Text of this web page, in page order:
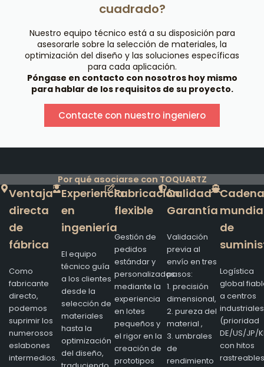
cuadrado?
Nuestro equipo técnico está a su disposición para
asesorarle sobre la selección de materiales, la
optimización del diseño y las soluciones específicas
para cada aplicación.
Póngase en contacto con nosotros hoy mismo
para hablar de los requisitos de su proyecto.
Contacte con nuestro ingeniero
Por qué asociarse con TOQUARTZ
Ventaja
directa
de
fábrica
Como
fabricante
directo,
podemos
suprimir los
numerosos
eslabones
intermedios.
Experiencia
en
ingeniería
El equipo
técnico guía
a los clientes
desde la
selección de
materiales
hasta la
optimización
del diseño,
Fabricación
flexible
Gestión de
pedidos
estándar y
personalizados
mediante la
experiencia
en lotes
pequeños y
el rigor en la
creación de
prototipos
Calidad
Garantía
Validación
previa al
envío en tres
pasos:
1. precisión
dimensional,
2. pureza del
material ,
3. umbrales
de
rendimiento
Cadena
de
Logística
global
a centros
industriales
(prioridad
DE/US/JP/
con hitos